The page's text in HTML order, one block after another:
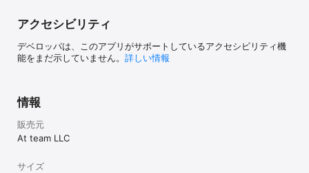
アクセシビリティ
デベロッパは、このアプリがサポートしているアクセシビリティ機
能をまだ示していません。 詳しい情報
情報
販売元
At team LLC
サイズ